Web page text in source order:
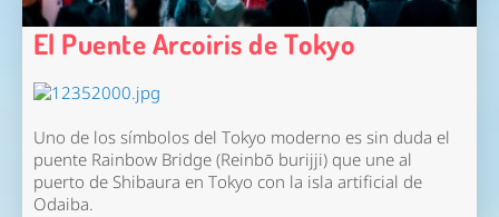
El Puente Arcoiris de Tokyo
Uno de los símbolos del Tokyo moderno es sin duda el
puente Rainbow Bridge (Reinbō burijji) que une al
puerto de Shibaura en Tokyo con la isla artificial de
Odaiba.